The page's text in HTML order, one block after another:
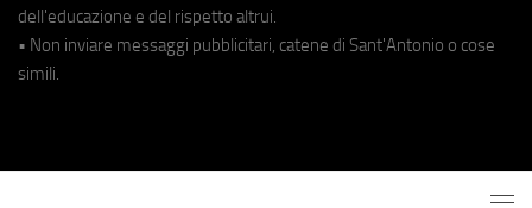
dell'educazione e del rispetto altrui.
• Non inviare messaggi pubblicitari, catene di Sant'Antonio o cose
simili.